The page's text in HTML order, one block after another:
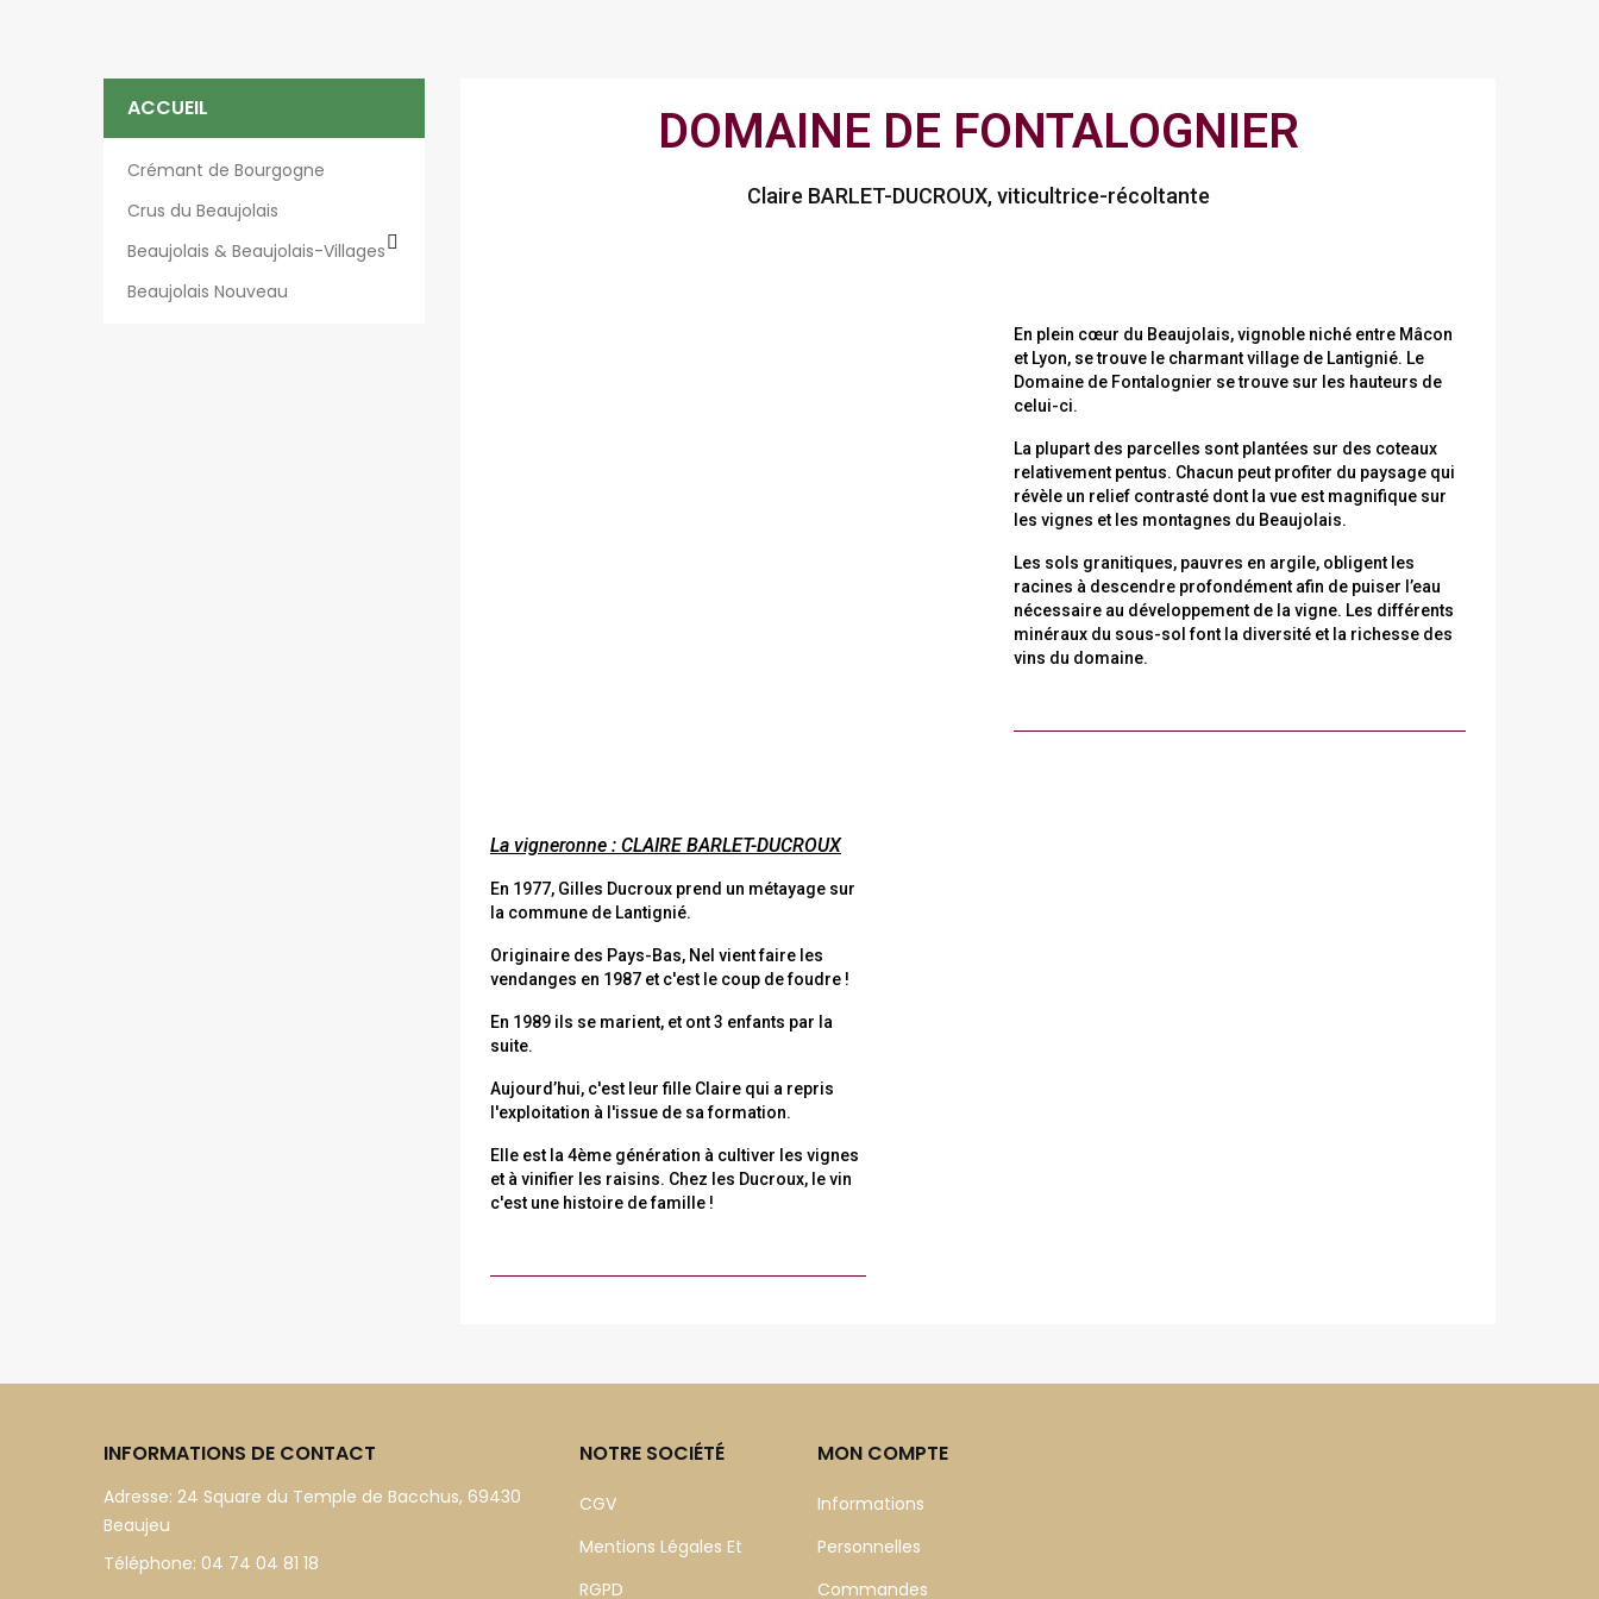
ACCUEIL
Crémant de Bourgogne
Crus du Beaujolais
Beaujolais & Beaujolais-Villages 
Beaujolais Nouveau
DOMAINE DE FONTALOGNIER
Claire BARLET-DUCROUX, viticultrice-récoltante
En plein cœur du Beaujolais, vignoble niché entre Mâcon
et Lyon, se trouve le charmant village de Lantignié. Le
Domaine de Fontalognier se trouve sur les hauteurs de
celui-ci.
La plupart des parcelles sont plantées sur des coteaux
relativement pentus. Chacun peut profiter du paysage qui
révèle un relief contrasté dont la vue est magnifique sur
les vignes et les montagnes du Beaujolais.
Les sols granitiques, pauvres en argile, obligent les
racines à descendre profondément afin de puiser l’eau
nécessaire au développement de la vigne. Les différents
minéraux du sous-sol font la diversité et la richesse des
vins du domaine.
La vigneronne : CLAIRE BARLET-DUCROUX
En 1977, Gilles Ducroux prend un métayage sur
la commune de Lantignié.
Originaire des Pays-Bas, Nel vient faire les
vendanges en 1987 et c'est le coup de foudre !
En 1989 ils se marient, et ont 3 enfants par la
suite.
Aujourd’hui, c'est leur fille Claire qui a repris
l'exploitation à l'issue de sa formation.
Elle est la 4ème génération à cultiver les vignes
et à vinifier les raisins. Chez les Ducroux, le vin
c'est une histoire de famille !
INFORMATIONS DE CONTACT
Adresse: 24 Square du Temple de Bacchus, 69430
Beaujeu
Téléphone: 04 74 04 81 18
NOTRE SOCIÉTÉ
CGV
Mentions Légales Et
RGPD
MON COMPTE
Informations
Personnelles
Commandes